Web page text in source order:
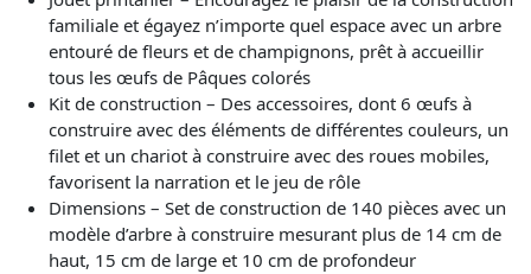
familiale et égayez n’importe quel espace avec un arbre
entouré de fleurs et de champignons, prêt à accueillir
tous les œufs de Pâques colorés
Kit de construction – Des accessoires, dont 6 œufs à
construire avec des éléments de différentes couleurs, un
filet et un chariot à construire avec des roues mobiles,
favorisent la narration et le jeu de rôle
Dimensions – Set de construction de 140 pièces avec un
modèle d’arbre à construire mesurant plus de 14 cm de
haut, 15 cm de large et 10 cm de profondeur